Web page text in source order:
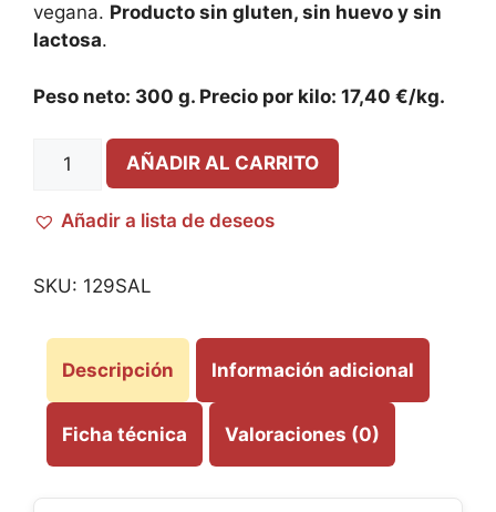
vegana. Producto sin gluten, sin huevo y sin
lactosa.
Peso neto: 300 g. Precio por kilo: 17,40 €/kg.
AÑADIR AL CARRITO
Añadir a lista de deseos
SKU: 129SAL
Descripción Información adicional
Ficha técnica Valoraciones (0)